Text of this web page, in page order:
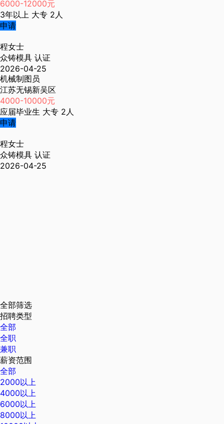
6000-12000元
3年以上 大专 2人
申请
程女士
众铸模具 认证
2026-04-25
机械制图员
江苏无锡新吴区
4000-10000元
应届毕业生 大专 2人
申请
程女士
众铸模具 认证
2026-04-25
全部筛选
招聘类型
全部
全职
兼职
薪资范围
全部
2000以上
4000以上
6000以上
8000以上